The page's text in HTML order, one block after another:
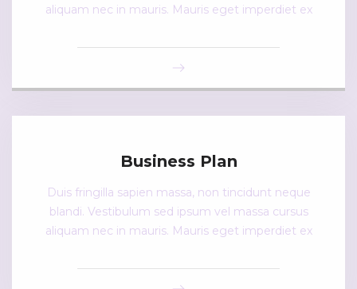
aliquam nec in mauris. Mauris eget imperdiet ex
Business Plan
Duis fringilla sapien massa, non tincidunt neque
blandi. Vestibulum sed ipsum vel massa cursus
aliquam nec in mauris. Mauris eget imperdiet ex